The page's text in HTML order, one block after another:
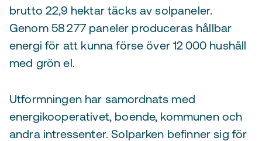
brutto 22,9 hektar täcks av solpaneler.
Genom 58 277 paneler produceras hållbar
energi för att kunna förse över 12 000 hushåll
med grön el.
Utformningen har samordnats med
energikooperativet, boende, kommunen och
andra intressenter. Solparken befinner sig för